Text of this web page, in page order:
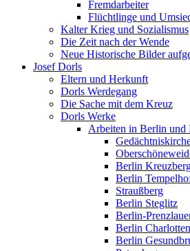
Fremdarbeiter
Flüchtlinge und
Kalter Krieg und Sozialismus
Die Zeit nach der Wende
Neue Historische Bilder
Josef Dorls
Eltern und Herkunft
Dorls Werdegang
Die Sache mit dem Kreuz
Dorls Werke
Arbeiten in Berlin und
Berlin
Berlin
Straußberg
Berlin Steglitz
Berlin-
Berlin
Berlin